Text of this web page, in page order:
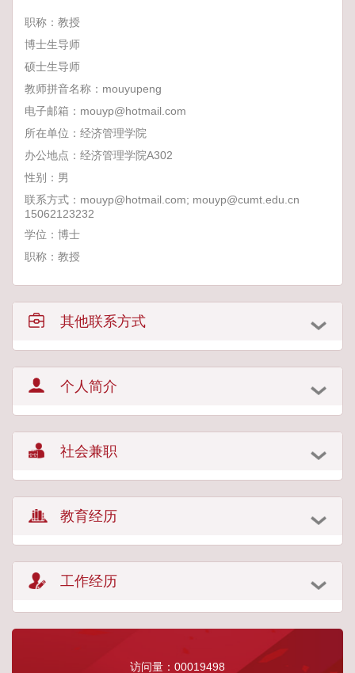
职称：教授
博士生导师
硕士生导师
教师拼音名称：mouyupeng
电子邮箱： mouyp@hotmail.com
所在单位：经济管理学院
办公地点：经济管理学院A302
性别：男
联系方式：mouyp@hotmail.com; mouyp@cumt.edu.cn
15062123232
学位：博士
职称：教授
其他联系方式
个人简介
社会兼职
教育经历
工作经历
访问量： 00019498